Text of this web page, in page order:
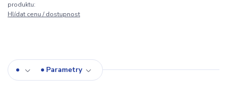
produktu:
Hlídat cenu / dostupnost
Parametry